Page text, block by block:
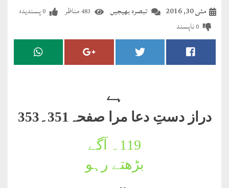
مضطرؔ
دستِ
درعدن
تبصرہ بھیجیں مئی 30, 2016 483مناظر 0پسندیدہ
0ناپسند
ہے
دراز دستِ دعا مرا صفحہ 351۔353
119۔
آگے
بڑھتے رہو